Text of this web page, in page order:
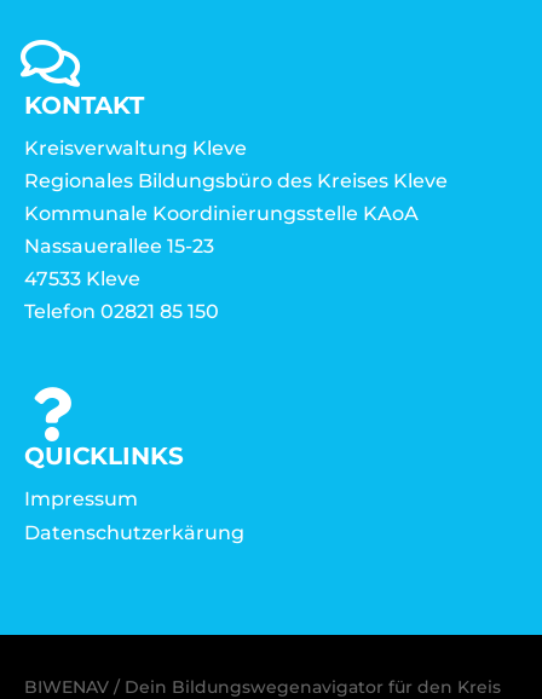
KONTAKT
Kreisverwaltung Kleve
Regionales Bildungsbüro des Kreises Kleve
Kommunale Koordinierungsstelle KAoA
Nassauerallee 15-23
47533 Kleve
Telefon 02821 85 150
QUICKLINKS
Impressum
Datenschutzerkärung
BIWENAV / Dein Bildungswegenavigator für den Kreis